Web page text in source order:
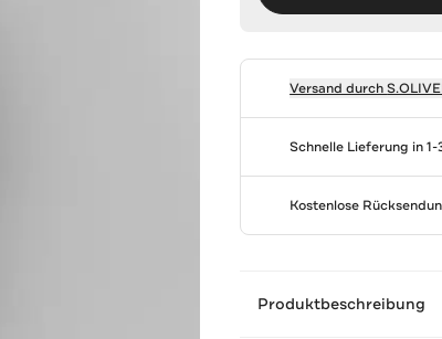
Versand durch
Schnelle Lieferung in
Kostenlose
Produktbeschreibung